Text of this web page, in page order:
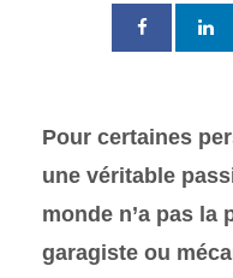
Pour certaines
une véritable
monde n’a pas la
garagiste ou